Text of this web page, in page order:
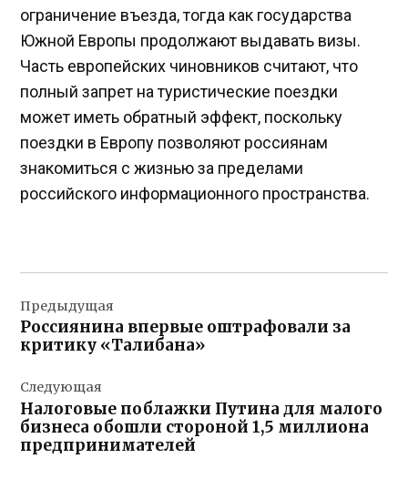
ограничение въезда, тогда как государства
Южной Европы продолжают выдавать визы.
Часть европейских чиновников считают, что
полный запрет на туристические поездки
может иметь обратный эффект, поскольку
поездки в Европу позволяют россиянам
знакомиться с жизнью за пределами
российского информационного пространства.
по
записям
Предыдущая
Россиянина впервые оштрафовали за
критику «Талибана»
Следующая
Налоговые поблажки Путина для малого
бизнеса обошли стороной 1,5 миллиона
предпринимателей